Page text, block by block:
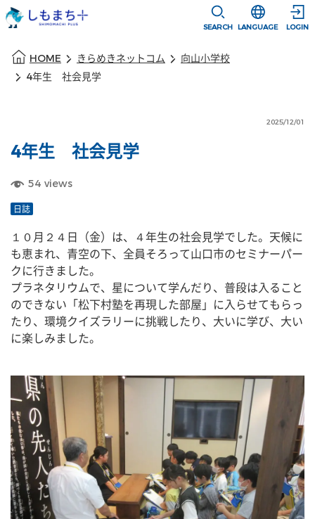
SEARCH
選択すると言
LANGUAGE LOGIN
HOME きらめきネットコム
向山小学校
4年生 社会見学
2025/12/01
4年生 社会見学
54 views
日誌
１０月２４日（金）は、４年生の社会見学でした。天候に
も恵まれ、青空の下、全員そろって山口市のセミナーパー
クに行きました。
プラネタリウムで、星について学んだり、普段は入ること
のできない「松下村塾を再現した部屋」に入らせてもらっ
たり、環境クイズラリーに挑戦したり、大いに学び、大い
に楽しみました。